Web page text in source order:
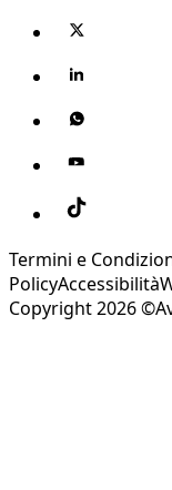
Termini e
PolicyAccessibilità
Copyright 2026